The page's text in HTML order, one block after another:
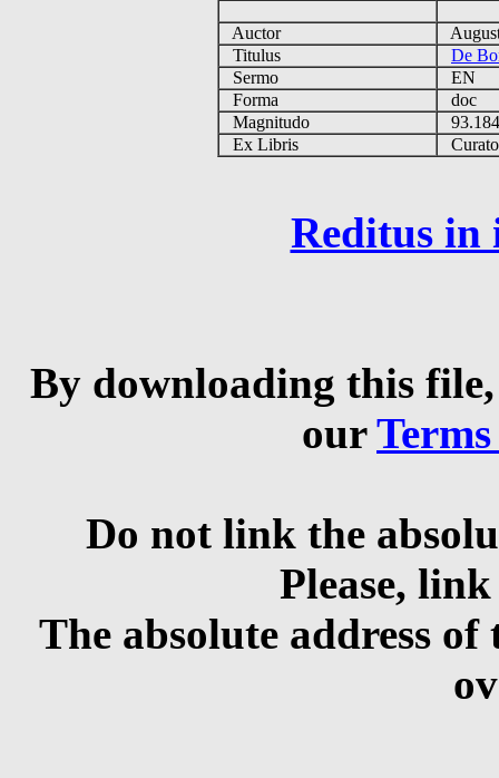
Auctor
Titulus
De
Sermo
EN
Forma
doc
Magnitudo
Ex Libris
Reditus in
By downloading this
our
Do not link the
Please,
The absolute address